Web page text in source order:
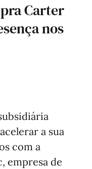
Carter
nos
a sua
com a
empresa de